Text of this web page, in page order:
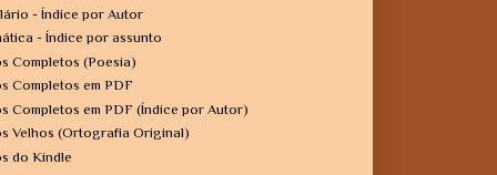
- Índice por Autor
- Índice por assunto
Completos (Poesia)
Completos em PDF
Completos em PDF (Índice por Autor)
Velhos (Ortografia Original)
do Kindle